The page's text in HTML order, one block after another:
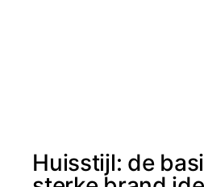
Huisstijl: de